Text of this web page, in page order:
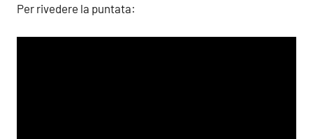
Per rivedere la puntata: